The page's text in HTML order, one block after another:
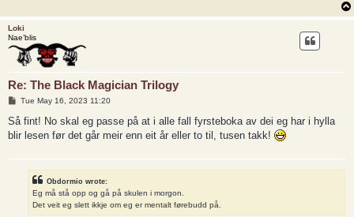
Loki
Nae’blis
Re: The Black Magician Trilogy
P
s
Tue May 16, 2023 11:20
Så fint! No skal eg passe på at i alle fall fyrsteboka av dei eg har i hylla
blir lesen før det går meir enn eit år eller to til, tusen takk!
Obdormio wrote:
Eg må stå opp og gå på skulen i morgon.
Det veit eg slett ikkje om eg er mentalt førebudd på.